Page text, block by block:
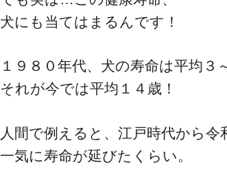
犬にも当てはまるんです！
１９８０年代、犬の寿命は平均３
それが今では平均１４歳！
人間で例えると、江戸時代から令
一気に寿命が延びたくらい。